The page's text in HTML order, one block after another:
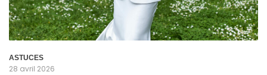
ASTUCES
28 avril 2026